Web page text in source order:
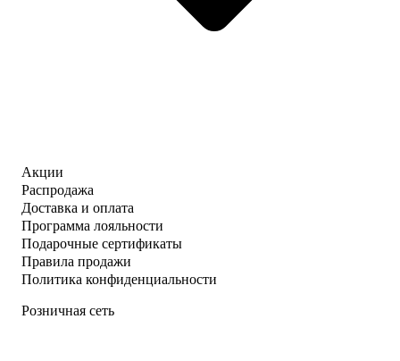
Акции
Распродажа
Доставка и оплата
Программа лояльности
Подарочные сертификаты
Правила продажи
Политика конфиденциальности
Розничная сеть